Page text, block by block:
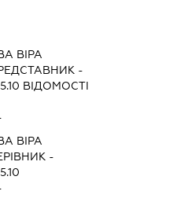
ВІРА
-
ВІДОМОСТІ
ВІРА
-